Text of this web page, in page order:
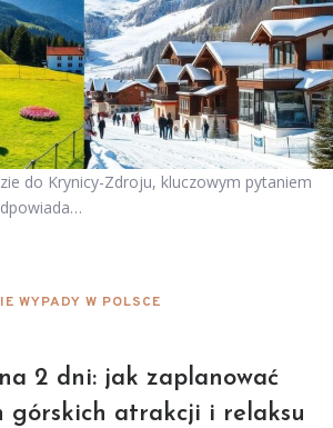
do Krynicy-Zdroju, kluczowym pytaniem
WYPADY W POLSCE
2 dni: jak zaplanować
górskich atrakcji i relaksu